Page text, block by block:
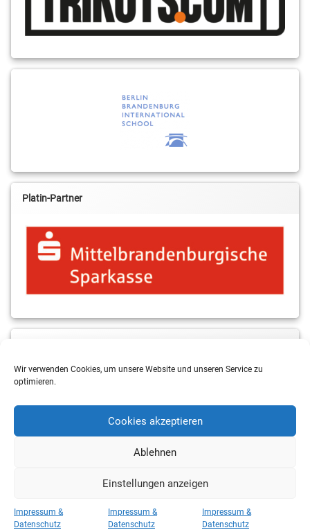
Wir verwenden Cookies, um unsere Website und unseren Service zu
optimieren.
Cookies akzeptieren
Ablehnen
Einstellungen anzeigen
Impressum &
Datenschutz
Impressum &
Datenschutz
Impressum &
Datenschutz
Platin-Partner
Copyright 2026 RSV Eintracht Basketball
Kategorien